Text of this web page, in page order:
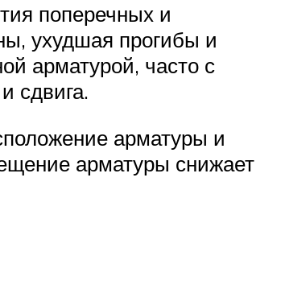
поперечных и
ухудшая прогибы и
арматурой, часто с
сдвига.
арматуры и
арматуры снижает